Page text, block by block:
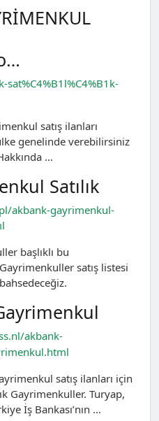
satış ilanları
genelinde verebilirsiniz
…
Satılık
akbank-gayrimenkul-
başlıklı bu
satış listesi
akbank-
satış ilanları için
Gayrimenkuller. Turyap,
İş Bankası’nın …